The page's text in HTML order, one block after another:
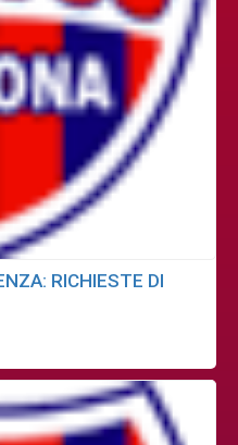
RICHIESTE DI